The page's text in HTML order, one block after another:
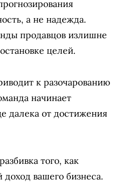
а не надежда.
продавцов излишне
целей.
к разочарованию
начинает
далека от достижения
того, как
доход вашего бизнеса.